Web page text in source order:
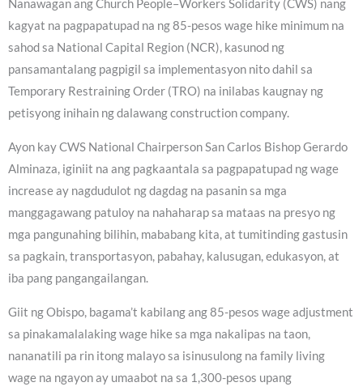
Nanawagan ang Church People–Workers Solidarity (CWS) nang
kagyat na pagpapatupad na ng 85-pesos wage hike minimum na
sahod sa National Capital Region (NCR), kasunod ng
pansamantalang pagpigil sa implementasyon nito dahil sa
Temporary Restraining Order (TRO) na inilabas kaugnay ng
petisyong inihain ng dalawang construction company.
Ayon kay CWS National Chairperson San Carlos Bishop Gerardo
Alminaza, iginiit na ang pagkaantala sa pagpapatupad ng wage
increase ay nagdudulot ng dagdag na pasanin sa mga
manggagawang patuloy na nahaharap sa mataas na presyo ng
mga pangunahing bilihin, mababang kita, at tumitinding gastusin
sa pagkain, transportasyon, pabahay, kalusugan, edukasyon, at
iba pang pangangailangan.
Giit ng Obispo, bagama’t kabilang ang 85-pesos wage adjustment
sa pinakamalalaking wage hike sa mga nakalipas na taon,
nananatili pa rin itong malayo sa isinusulong na family living
wage na ngayon ay umaabot na sa 1,300-pesos upang